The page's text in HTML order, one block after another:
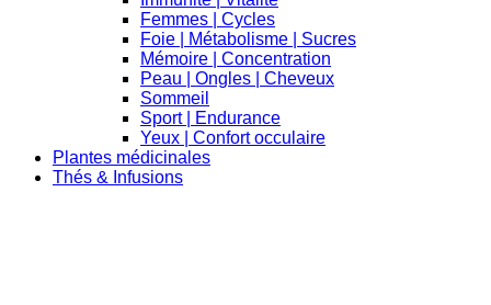
Femmes | Cycles
Foie | Métabolisme | Sucres
Mémoire | Concentration
Peau | Ongles | Cheveux
Sommeil
Sport | Endurance
Yeux | Confort occulaire
Plantes médicinales
Thés & Infusions